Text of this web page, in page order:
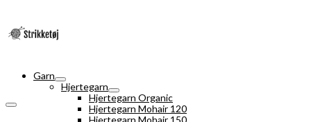
Garn
Hjertegarn
Hjertegarn Organic
Hjertegarn Mohair 120
Hjertegarn Mohair 150